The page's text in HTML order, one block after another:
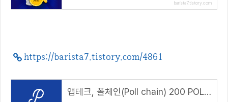
barista7.tistory.com
https://barista7.tistory.com/4861
앱테크, 폴체인(Poll chain) 200 POLL 에어드랍( 추천코드 : 2131245 )